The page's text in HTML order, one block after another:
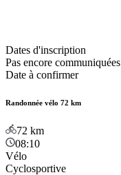
Dates d'inscription
Pas encore communiquées
Date à confirmer
Randonnée vélo 72 km
72 km
08:10
Vélo
Cyclosportive